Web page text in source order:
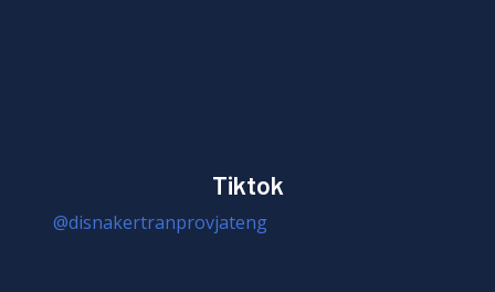
Tiktok
@disnakertranprovjateng